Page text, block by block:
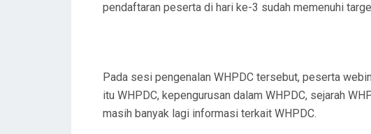
pendaftaran peserta di hari ke-3 sudah memenuhi
Pada sesi pengenalan WHPDC tersebut, peserta
itu WHPDC, kepengurusan dalam WHPDC, sejarah
masih banyak lagi informasi terkait WHPDC.